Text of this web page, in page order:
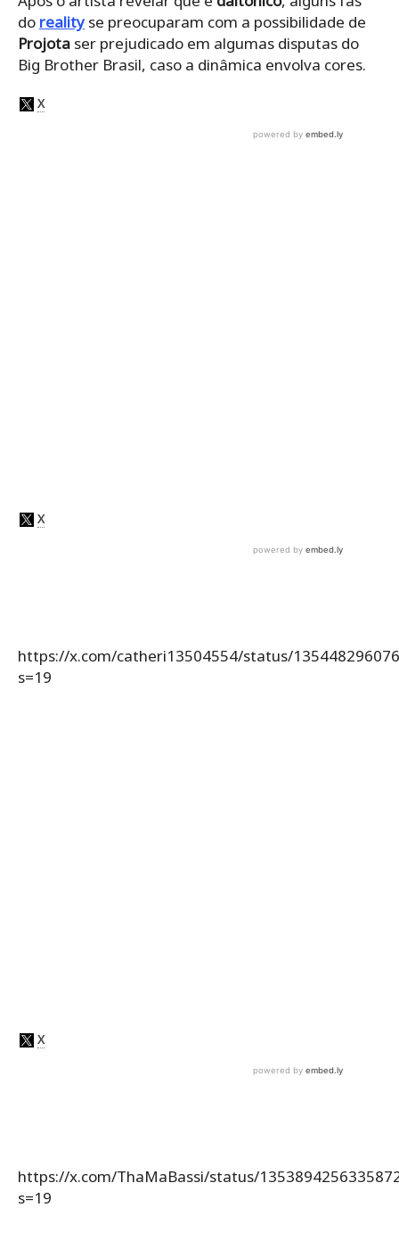
do realityse preocuparam com a possibilidade de
Projota ser prejudicado em algumas disputas do
Big Brother Brasil, caso a dinâmica envolva cores.
https://x.com/catheri13504554/status/
s=19
https://x.com/ThaMaBassi/status/
s=19